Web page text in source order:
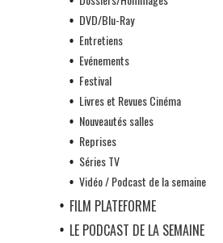
DVD/Blu-Ray
Entretiens
Evénements
Festival
Livres et Revues Cinéma
Nouveautés salles
Reprises
Séries TV
Vidéo / Podcast de la semaine
FILM PLATEFORME
LE PODCAST DE LA SEMAINE